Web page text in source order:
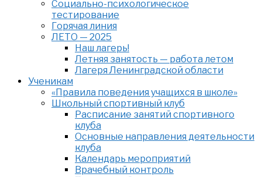
Cоциально-психологическое
тестирование
Горячая линия
ЛЕТО — 2025
Наш лагерь!
Летняя занятость — работа летом
Лагеря Ленинградской области
Ученикам
«Правила поведения учащихся в школе»
Школьный спортивный клуб
Расписание занятий спортивного
клуба
Основные направления деятельности
клуба
Календарь мероприятий
Врачебный контроль